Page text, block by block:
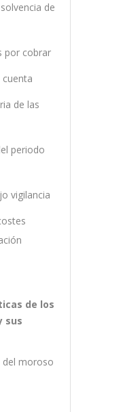
de
por cobrar
cuenta
de las
periodo
vigilancia
de los
sus
del moroso